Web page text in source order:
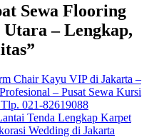
Sewa Flooring
– Lengkap,
”
Chair Kayu VIP di Jakarta –
– Pusat Sewa Kursi
021-82619088
Tenda Lengkap Karpet
Wedding di Jakarta